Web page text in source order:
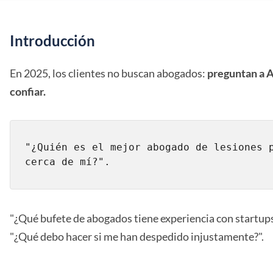
Introducción
En 2025, los clientes no buscan abogados: preguntan a
confiar.
"¿Quién es el mejor abogado de lesiones
"¿Qué bufete de abogados tiene experiencia con
"¿Qué debo hacer si me han despedido injustamente?".